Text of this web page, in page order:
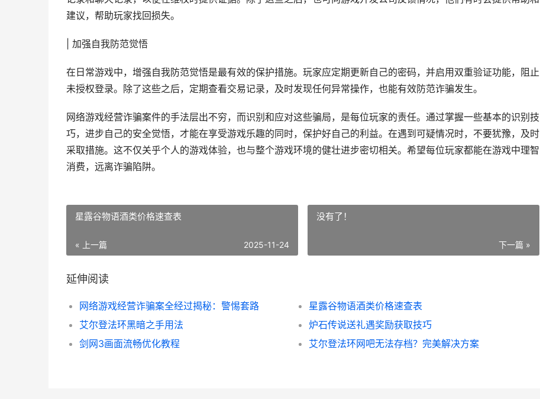
建议，帮助玩家找回损失。
| 加强自我防范觉悟
在日常游戏中，增强自我防范觉悟是最有效的保护措施。玩家应定期更新自己的密码，并启用双重验证功能，阻止
未授权登录。除了这些之后，定期查看交易记录，及时发现任何异常操作，也能有效防范诈骗发生。
网络游戏经营诈骗案件的手法层出不穷，而识别和应对这些骗局，是每位玩家的责任。通过掌握一些基本的识别技
巧，进步自己的安全觉悟，才能在享受游戏乐趣的同时，保护好自己的利益。在遇到可疑情况时，不要犹豫，及时
采取措施。这不仅关乎个人的游戏体验，也与整个游戏环境的健壮进步密切相关。希望每位玩家都能在游戏中理智
消费，远离诈骗陷阱。
星露谷物语酒类价格速查表
« 上一篇 2025-11-24
没有了！
下一篇 »
延伸阅读
网络游戏经营诈骗案全经过揭秘：警惕套路
星露谷物语酒类价格速查表
艾尔登法环黑暗之手用法
炉石传说送礼遇奖励获取技巧
剑网3画面流畅优化教程
艾尔登法环网吧无法存档？完美解决方案